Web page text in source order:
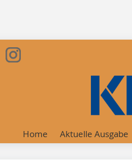
Home Aktuelle Ausgabe